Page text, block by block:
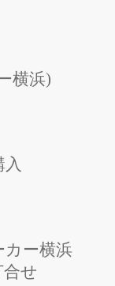
横浜)
ー横浜
せ